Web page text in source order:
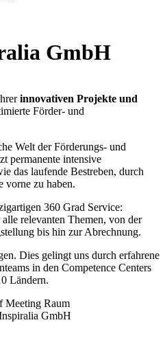
GmbH
innovativen Projekte und
Förder- und
Welt der Förderungs- und
permanente intensive
das laufende Bestreben, durch
vorne zu haben.
360 Grad Service:
relevanten Themen, von der
bis hin zur Abrechnung.
Dies gelingt uns durch erfahrene
in den Competence Centers
Ländern.